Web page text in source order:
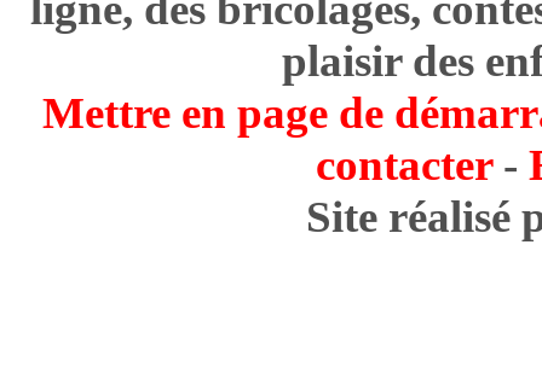
plaisir des
Mettre en page de
contacter-
Site réalisé